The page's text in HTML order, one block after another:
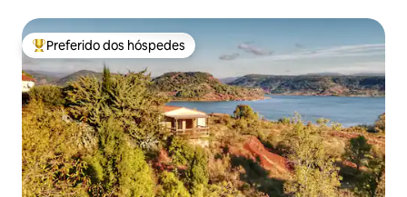
Entre os melhores preferidos dos hóspedes
Preferido dos hóspedes